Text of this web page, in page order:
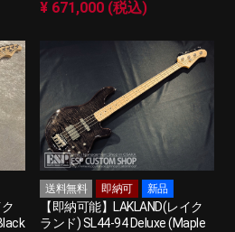
¥ 671,000 (税込)
送料無料 即納可 新品
【即納可能】LAKLAND(レイク
ランド) SL44-94 Deluxe (Maple